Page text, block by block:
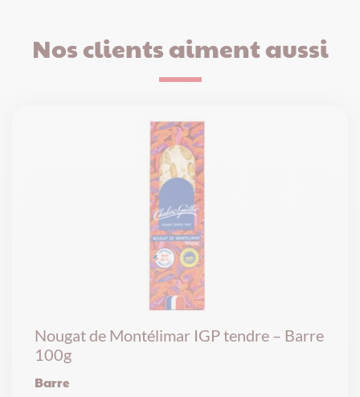
Nos clients aiment aussi
Nougat de Montélimar IGP tendre – Barre
100g
Barre